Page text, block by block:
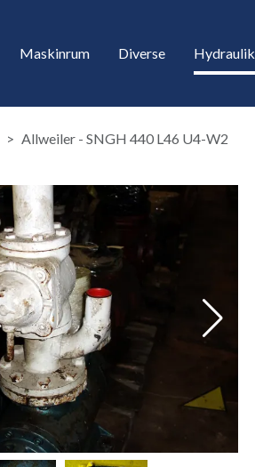
Maskinrum Diverse Hydraulik
Allweiler - SNGH 440 L46 U4-W2